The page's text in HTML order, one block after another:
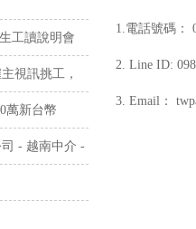
1.電話號碼：
2. Line ID:
3. Email：
工讀說明會
視訊挑工，
萬新台幣
- 越南中介 -